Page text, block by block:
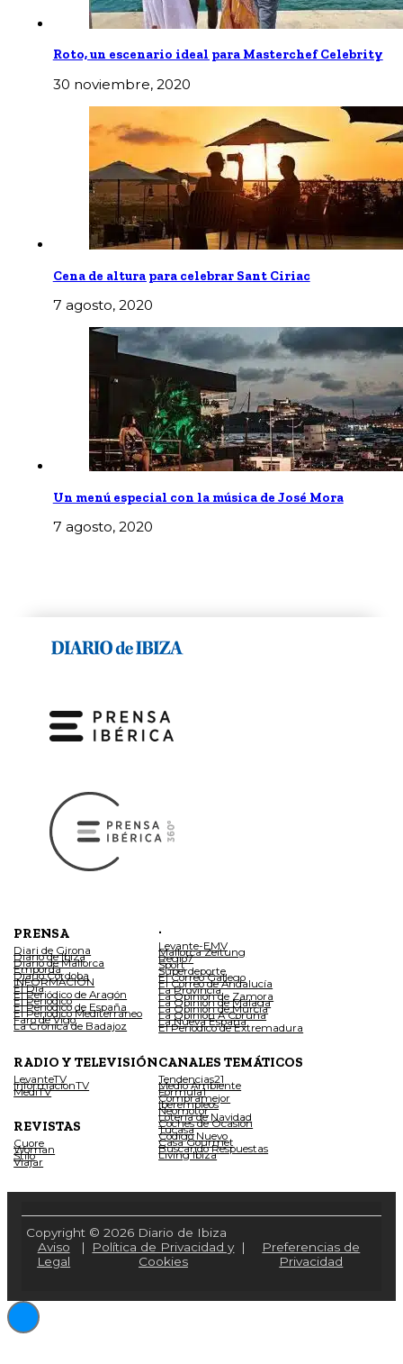
Roto, un escenario ideal para Masterchef Celebrity
30 noviembre, 2020
Cena de altura para celebrar Sant Ciriac
7 agosto, 2020
Un menú especial con la música de José Mora
7 agosto, 2020
PRENSA
Diari de Girona
Diario de Ibiza
Diario de Mallorca
Empordà
Diario Córdoba
INFORMACIÓN
El Día
El Periódico de Aragón
El Periódico
El Periódico de España
El Periódico Mediterráneo
Faro de Vigo
La Crónica de Badajoz
.
Levante-EMV
Mallorca Zeitung
Regio7
Sport
Superdeporte
El Correo Gallego
El Correo de Andalucía
La Provincia
La Opinión de Zamora
La Opinión de Málaga
La Opinión de Murcia
La Opinión A Coruña
La Nueva España
El Periódico de Extremadura
RADIO Y TELEVISIÓN
LevanteTV
InformacionTV
MediTV
REVISTAS
Cuore
Woman
Stilo
Viajar
CANALES TEMÁTICOS
Tendencias21
Medio Ambiente
Fórmula1
Compramejor
Iberempleos
Neomotor
Lotería de Navidad
Coches de Ocasión
Tucasa
Código Nuevo
Casa Gourmet
Buscando Respuestas
Living Ibiza
Copyright © 2026 Diario de Ibiza
Aviso
Legal
|
Política de Privacidad y
Cookies
|
Preferencias de
Privacidad